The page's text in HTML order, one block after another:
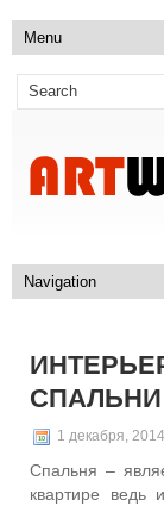
СПАЛЬНИ
1 декабря, 2014
Спальня –
квартире ведь